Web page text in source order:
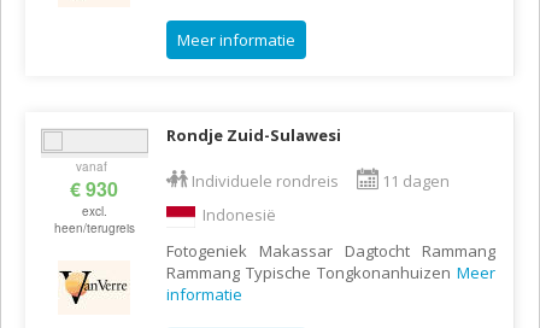
Meer informatie
vanaf
€ 930
excl.
heen/terugreis
Rondje Zuid-Sulawesi
Individuele rondreis
11 dagen
Indonesië
Fotogeniek Makassar Dagtocht Rammang
Rammang Typische Tongkonanhuizen Meer
informatie